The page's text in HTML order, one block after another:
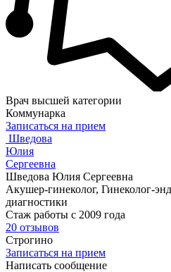
Врач высшей категории
Коммунарка
Записаться на прием
Шведова
Юлия
Сергеевна
Шведова Юлия Сергеевна
Акушер-гинеколог, Гинеколог-
диагностики
Стаж работы с 2009 года
20 отзывов
Строгино
Записаться на прием
Написать сообщение